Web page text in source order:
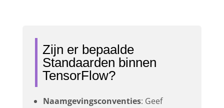
Zijn er bepaalde
Standaarden binnen
TensorFlow?
Naamgevingsconventies: Geef